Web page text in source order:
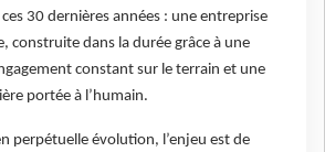
ces 30 dernières années : une entreprise
construite dans la durée grâce à une
constant sur le terrain et une
portée à l’humain.
perpétuelle évolution, l’enjeu est de